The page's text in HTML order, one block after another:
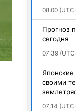
08:00
Прогноз
сегодня
07:39
своими
07:14